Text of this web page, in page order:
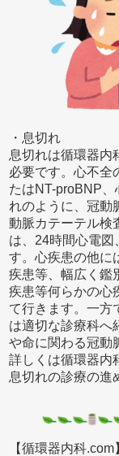
・息切れ
息切れは循環器内
必要です。心不全
たはNT-proBNP
れのように、冠動
動脈カテーテル検
は、24時間心電図
す。心疾患の他に
疾患等、幅広く鑑
疾患等何らかの心
て行きます。一方
は適切な診療科へ
や命に関わる冠動
詳しくは循環器内
息切れの診療の進
【循環器内科.com